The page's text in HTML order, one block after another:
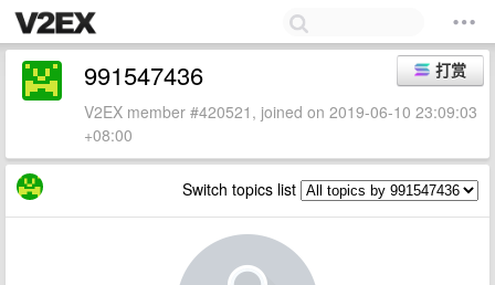
打赏
991547436
V2EX member #420521, joined on 2019-06-10 23:09:03
+08:00
Switch topics list